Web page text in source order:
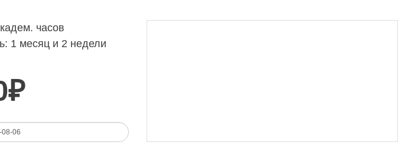
часов
1 месяц и 2 недели